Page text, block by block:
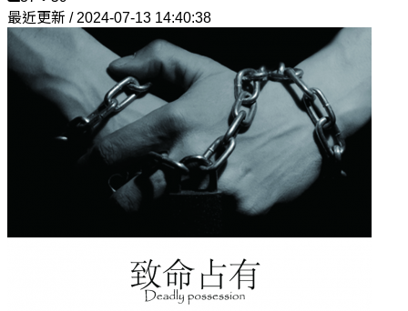
最近更新 / 2024-07-13 14:40:38